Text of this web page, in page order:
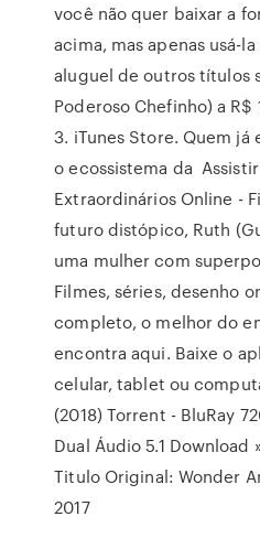
você não quer baixar a
acima, mas apenas usá-
aluguel de outros títulos
Poderoso Chefinho) a
3. iTunes Store. Quem já
o ecossistema da
Extraordinários Online -
futuro distópico, Ruth
uma mulher com
Filmes, séries, desenho
completo, o melhor do
encontra aqui. Baixe o
celular, tablet ou
(2018) Torrent - BluRay
Dual Áudio 5.1 Download
Titulo Original: Wonder
2017